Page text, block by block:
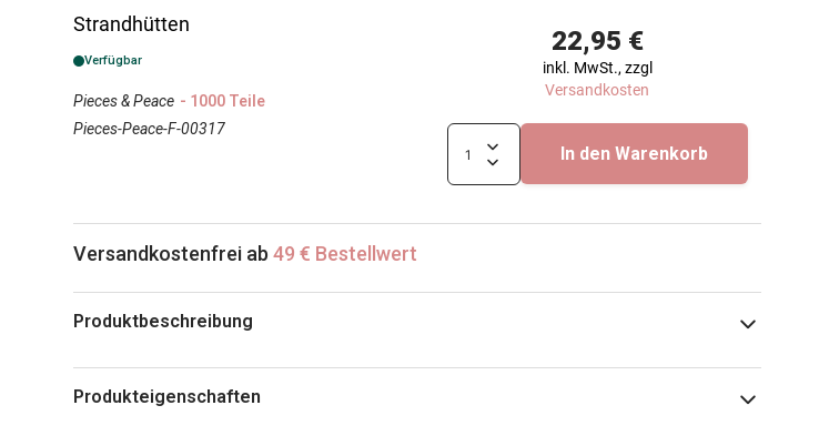
Strandhütten
Verfügbar
Pieces & Peace - 1000 Teile
Pieces-Peace-F-00317
22,95 €
inkl. MwSt., zzgl
Versandkosten
In den Warenkorb
Versandkostenfrei ab 49 € Bestellwert
Produktbeschreibung
Jehane LTD - Ali Brookes
Produkteigenschaften